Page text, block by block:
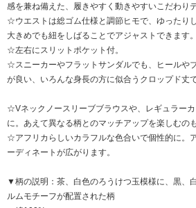
感を兼ね備えた、履きやすく動きやすいこだわり
☆ウエストは総ゴム仕様と調節ヒモで、ゆったり
大きめでも紐をしばることでアジャストできます。
☆左右にスリットポケット付。
☆スニーカーやフラットサンダルでも、ヒールや
が良い、いろんな身長の方に似合うクロップド丈で
☆Vネックノースリーブブラウスや、レギュラー
に。あえて異なる柄とのマッチアップを楽しむの
☆アフリカらしいカラフルな色合いで個性的に。
ーディネートが広がります。
▼柄の説明：茶、白色のろうけつ玉模様に、黒、
ルムモチーフが配置された柄